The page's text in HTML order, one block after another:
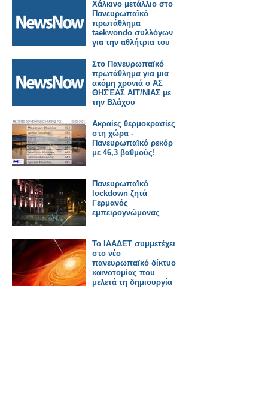
Χάλκινο μετάλλιο στο
Πανευρωπαϊκό
πρωτάθλημα
taekwondo συλλόγων
για την αθλήτρια του
ΑΣ ΘΗΣΈΑΣ
ΑΙΤΩΛΟΑΚΑΡΝΑΝΊΑΣ
Βλάχου-
Τριανταφυλλακη
Αναστασία.
Στο Πανευρωπαϊκό
πρωτάθλημα για μια
ακόμη χρονιά ο ΑΣ
ΘΗΣΈΑΣ ΑΙΤ/ΝΙΑΣ με
την Βλάχου
Αναστασία.
Ακραίες θερμοκρασίες
στη χώρα -
Πανευρωπαϊκό ρεκόρ
με 46,3 βαθμούς!
Πανευρωπαϊκό
lockdown ζητά
Γερμανός
εμπειρογνώμονας
Το ΙΑΑΔΕΤ συμμετέχει
στο νέο
πανευρωπαϊκό δίκτυο
καινοτομίας που
μελετά τη δημιουργία
μελανών οπών στα